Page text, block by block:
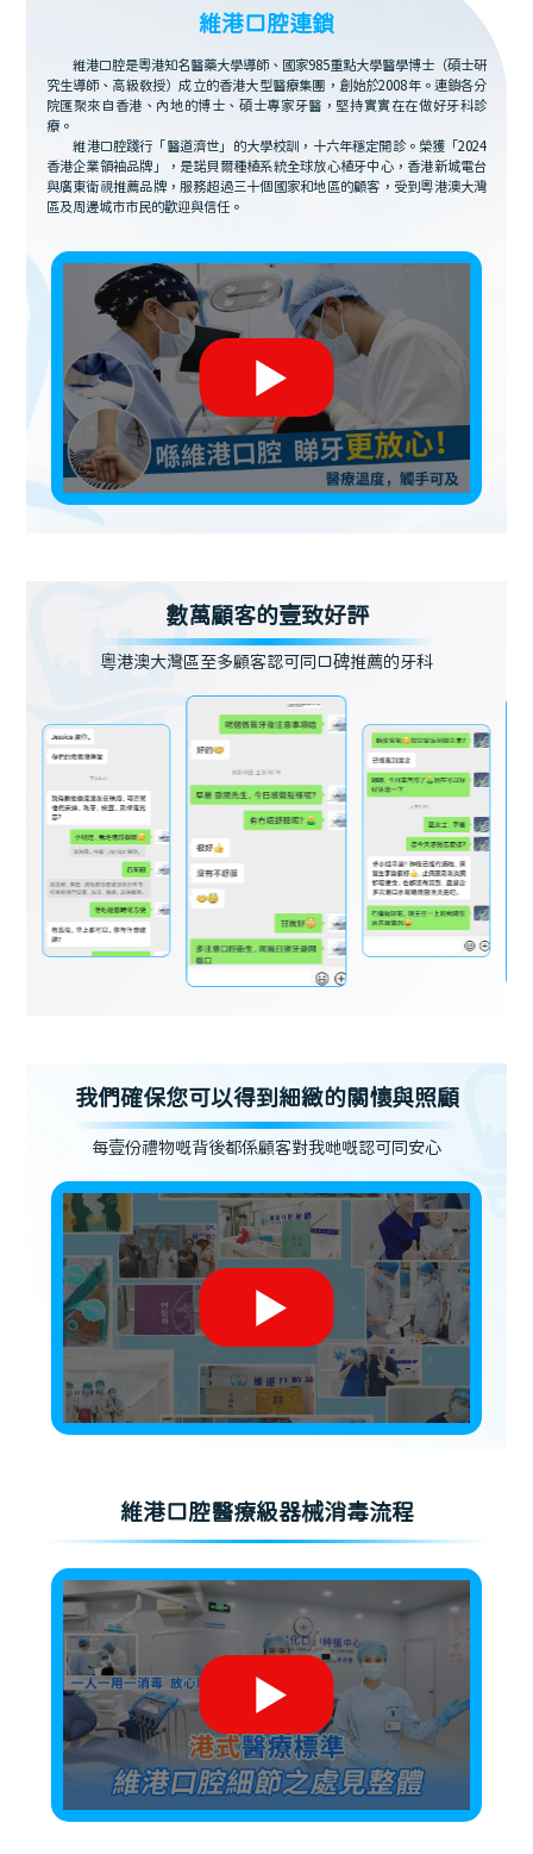
維港口腔連鎖
維港口腔是粵港知名醫藥大學導師、國家985重點大學醫學博士（碩士研
究生導師、高級教授）成立的香港大型醫療集團，創始於2008年。連鎖各分
院匯聚來自香港、內地的博士、碩士專家牙醫，堅持實實在在做好牙科診
療。
維港口腔踐行「醫道濟世」的大學校訓，十六年穩定開診。榮獲「2024
香港企業領袖品牌」，是諾貝爾種植系統全球放心植牙中心，香港新城電台
與廣東衛視推薦品牌，服務超過三十個國家和地區的顧客，受到粵港澳大灣
區及周邊城市市民的歡迎與信任。
數萬顧客的壹致好評
粵港澳大灣區至多顧客認可同口碑推薦的牙科
我們確保您可以得到細緻的關懷與照顧
每壹份禮物嘅背後都係顧客對我哋嘅認可同安心
維港口腔醫療級器械消毒流程